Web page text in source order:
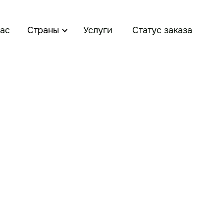
Страны Услуги Статус заказа